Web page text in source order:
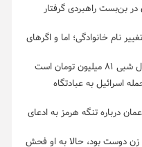
بن‌بست راهبردی گرفتار
نام خانوادگی؛ اما و اگرهای
تومان است
۲۴ از حمله اسرائیل به عبادتگاه
درباره تنگه هرمز به ادعای
دوست بود، حالا به او فحش